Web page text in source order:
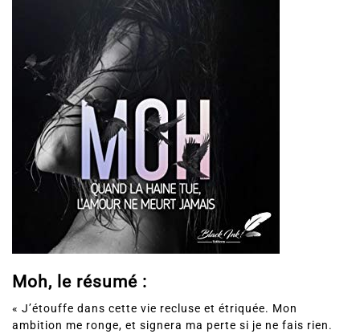
Moh, le résumé :
« J’étouffe dans cette vie recluse et étriquée. Mon
ambition me ronge, et signera ma perte si je ne fais rien.